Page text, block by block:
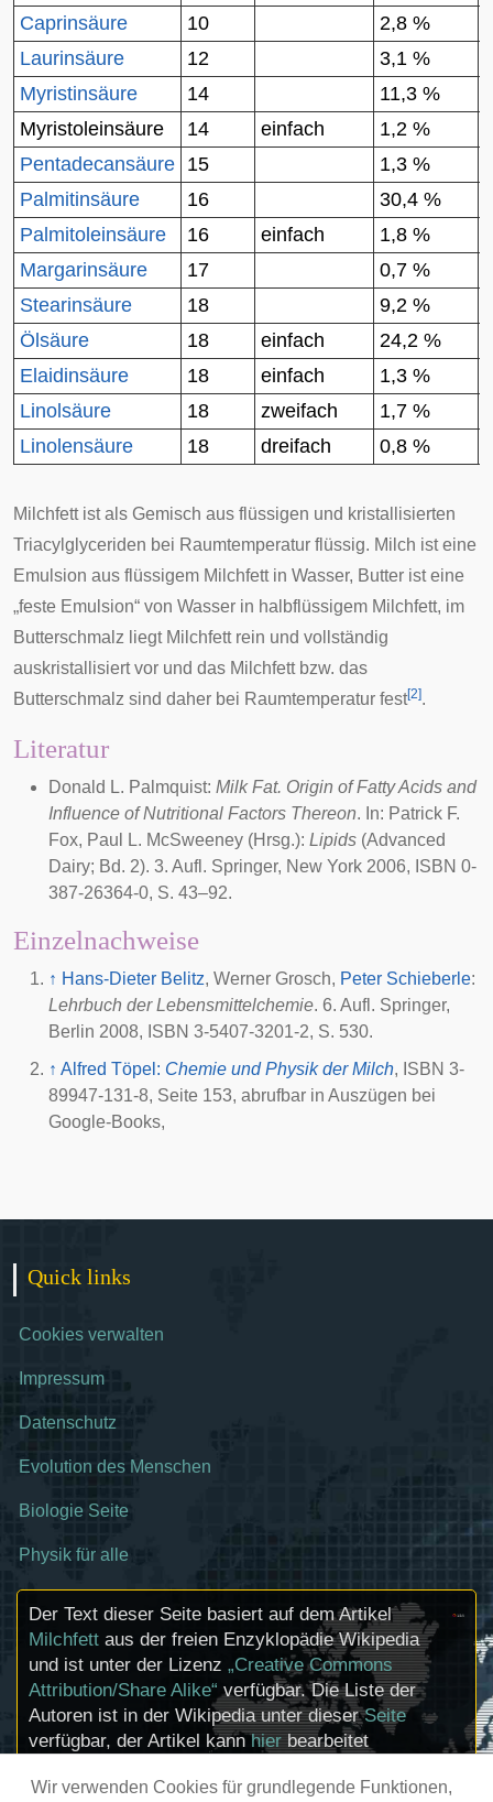
Wir verwenden Cookies für grundlegende Funktionen,
Caprinsäure
10 2,8 %
Laurinsäure
12 3,1 %
Myristinsäure
14 11,3 %
Myristoleinsäure
14 einfach 1,2 %
Pentadecansäure 15
1,3 %
Palmitinsäure
16 30,4 %
Palmitoleinsäure
16 einfach 1,8 %
Margarinsäure
17
0,7 %
Stearinsäure
18 9,2 %
Ölsäure
18 einfach 24,2 %
Elaidinsäure
18 einfach
1,3 %
Linolsäure
18 zweifach 1,7 %
Linolensäure
18 dreifach 0,8 %
Milchfett ist als Gemisch aus flüssigen und kristallisierten
Triacylglyceriden bei Raumtemperatur flüssig. Milch ist eine
Emulsion aus flüssigem Milchfett in Wasser, Butter ist eine
„feste Emulsion“ von Wasser in halbflüssigem Milchfett, im
Butterschmalz liegt Milchfett rein und vollständig
auskristallisiert vor und das Milchfett bzw. das
Butterschmalz sind daher bei Raumtemperatur fest[2].
Literatur
Donald L. Palmquist: Milk Fat. Origin of Fatty Acids and
Influence of Nutritional Factors Thereon. In: Patrick F.
Fox, Paul L. McSweeney (Hrsg.): Lipids (Advanced
Dairy; Bd. 2). 3. Aufl. Springer, New York 2006, ISBN 0-
387-26364-0, S. 43–92.
Einzelnachweise
↑ Hans-Dieter Belitz, Werner Grosch, Peter Schieberle:
Lehrbuch der Lebensmittelchemie. 6. Aufl. Springer,
Berlin 2008, ISBN 3-5407-3201-2, S. 530.
↑ Alfred Töpel: Chemie und Physik der Milch, ISBN 3-
89947-131-8, Seite 153, abrufbar in Auszügen bei
Google-Books,
Quick links
Cookies verwalten
Impressum
Datenschutz
Evolution des Menschen
Biologie Seite
Physik für alle
Der Text dieser Seite basiert auf dem Artikel
Milchfett aus der freien Enzyklopädie Wikipedia
und ist unter der Lizenz „Creative Commons
Attribution/Share Alike“ verfügbar. Die Liste der
Autoren ist in der Wikipedia unter dieserSeite
verfügbar, der Artikel kannhierbearbeitet
zum Lizenzstatus eingebundener Mediendateien